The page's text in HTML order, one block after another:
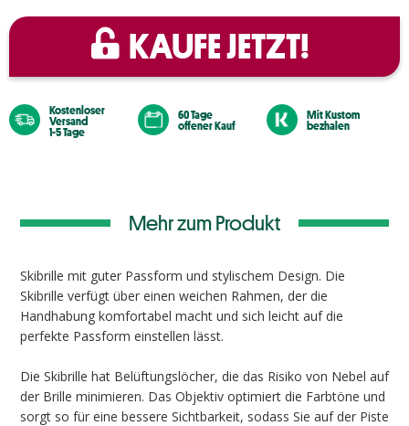
KAUFE JETZT!
Kostenloser
Versand
1-5 Tage
60 Tage
offener Kauf
Mit Kustom
bezhalen
Mehr zum Produkt
Skibrille mit guter Passform und stylischem Design. Die
Skibrille verfügt über einen weichen Rahmen, der die
Handhabung komfortabel macht und sich leicht auf die
perfekte Passform einstellen lässt.
Die Skibrille hat Belüftungslöcher, die das Risiko von Nebel auf
der Brille minimieren. Das Objektiv optimiert die Farbtöne und
sorgt so für eine bessere Sichtbarkeit, sodass Sie auf der Piste